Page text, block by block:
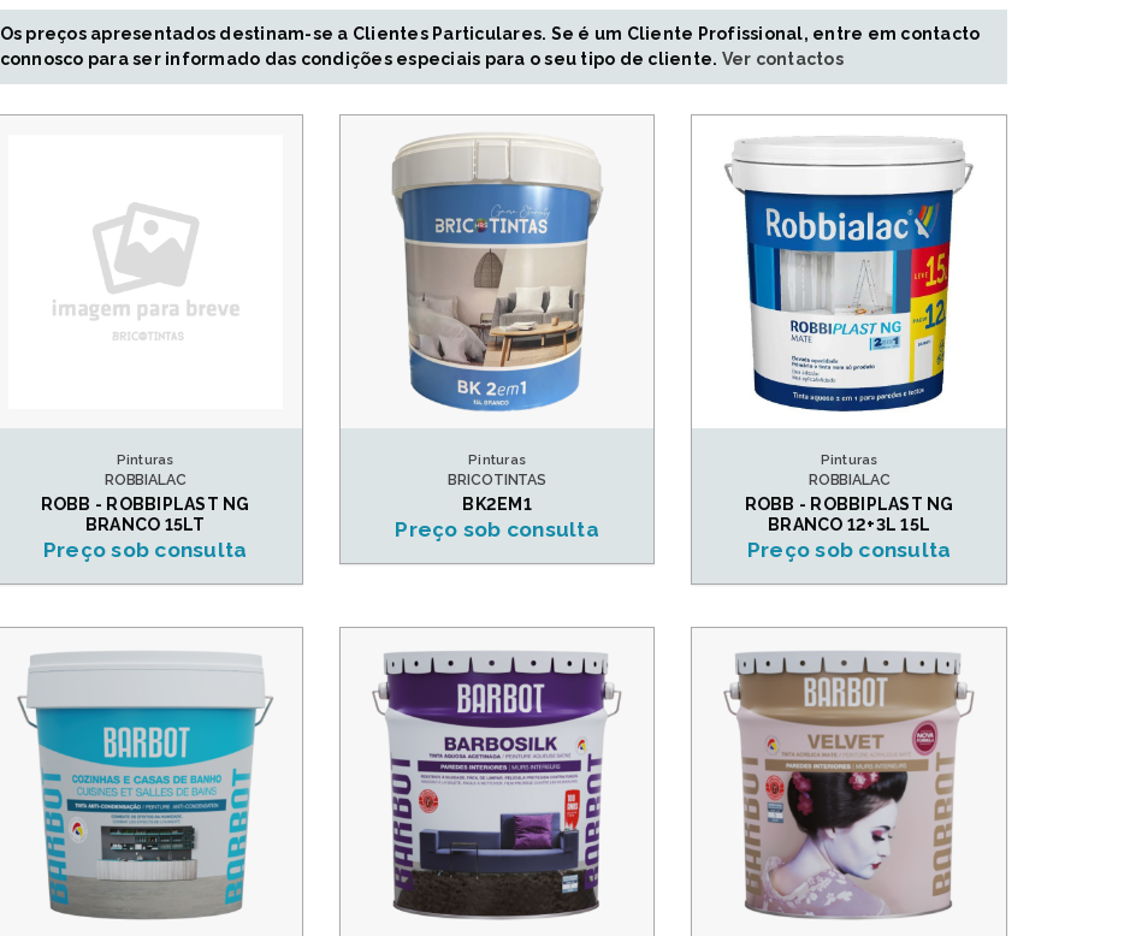
Os preços apresentados destinam-se a Clientes Particulares. Se é um Cliente Profissional, entre em contacto
connosco para ser informado das condições especiais para o seu tipo de cliente. Ver contactos
Pinturas
ROBBIALAC
ROBB - ROBBIPLAST NG
BRANCO 15LT
Preço sob consulta
Pinturas
BRICOTINTAS
BK2EM1
Preço sob consulta
Pinturas
ROBBIALAC
ROBB - ROBBIPLAST NG
BRANCO 12+3L 15L
Preço sob consulta